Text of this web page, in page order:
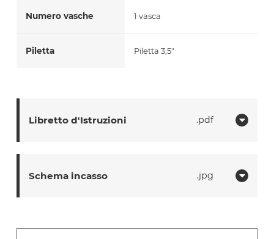
Libretto d'Istruzioni pdf
Schema incasso jpg
Numero vasche 1 vasca
Piletta Piletta 3,5"